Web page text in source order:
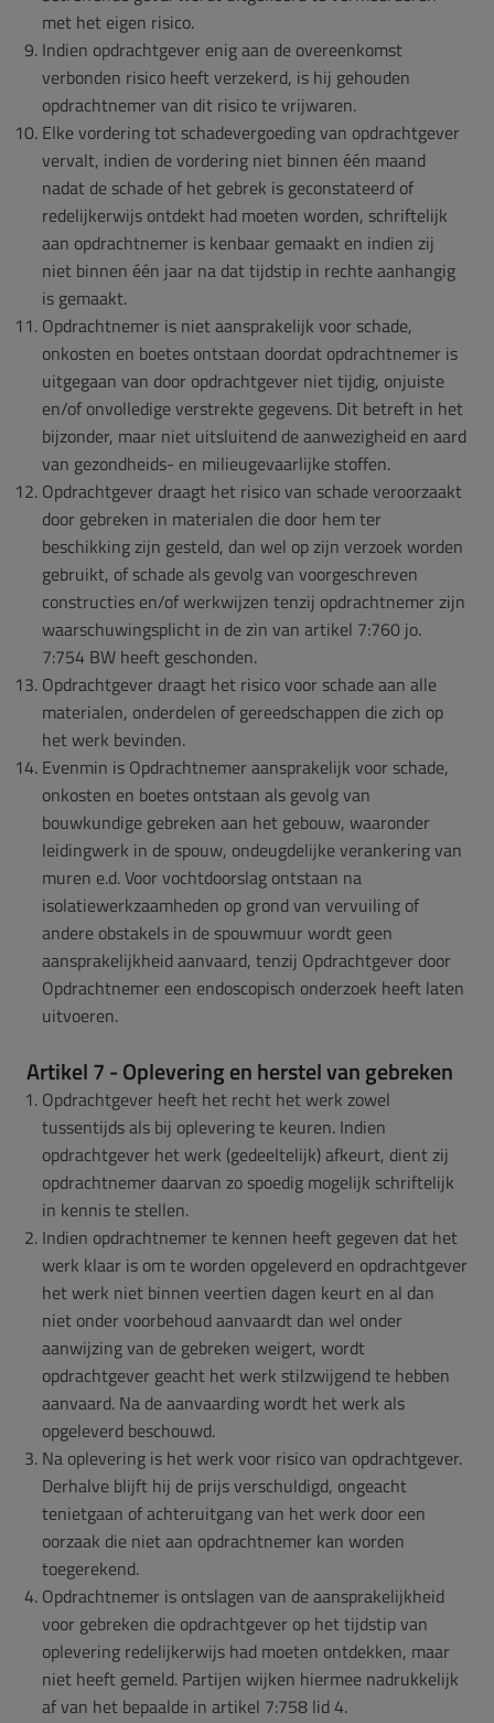
met het eigen risico.
Indien opdrachtgever enig aan de overeenkomst
verbonden risico heeft verzekerd, is hij gehouden
opdrachtnemer van dit risico te vrijwaren.
Elke vordering tot schadevergoeding van opdrachtgever
vervalt, indien de vordering niet binnen één maand
nadat de schade of het gebrek is geconstateerd of
redelijkerwijs ontdekt had moeten worden, schriftelijk
aan opdrachtnemer is kenbaar gemaakt en indien zij
niet binnen één jaar na dat tijdstip in rechte aanhangig
is gemaakt.
Opdrachtnemer is niet aansprakelijk voor schade,
onkosten en boetes ontstaan doordat opdrachtnemer is
uitgegaan van door opdrachtgever niet tijdig, onjuiste
en/of onvolledige verstrekte gegevens. Dit betreft in het
bijzonder, maar niet uitsluitend de aanwezigheid en aard
van gezondheids- en milieugevaarlijke stoffen.
Opdrachtgever draagt het risico van schade veroorzaakt
door gebreken in materialen die door hem ter
beschikking zijn gesteld, dan wel op zijn verzoek worden
gebruikt, of schade als gevolg van voorgeschreven
constructies en/of werkwijzen tenzij opdrachtnemer zijn
waarschuwingsplicht in de zin van artikel 7:760 jo.
7:754 BW heeft geschonden.
Opdrachtgever draagt het risico voor schade aan alle
materialen, onderdelen of gereedschappen die zich op
het werk bevinden.
Evenmin is Opdrachtnemer aansprakelijk voor schade,
onkosten en boetes ontstaan als gevolg van
bouwkundige gebreken aan het gebouw, waaronder
leidingwerk in de spouw, ondeugdelijke verankering van
muren e.d. Voor vochtdoorslag ontstaan na
isolatiewerkzaamheden op grond van vervuiling of
andere obstakels in de spouwmuur wordt geen
aansprakelijkheid aanvaard, tenzij Opdrachtgever door
Opdrachtnemer een endoscopisch onderzoek heeft laten
uitvoeren.
Artikel 7 - Oplevering en herstel van gebreken
Opdrachtgever heeft het recht het werk zowel
tussentijds als bij oplevering te keuren. Indien
opdrachtgever het werk (gedeeltelijk) afkeurt, dient zij
opdrachtnemer daarvan zo spoedig mogelijk schriftelijk
in kennis te stellen.
Indien opdrachtnemer te kennen heeft gegeven dat het
werk klaar is om te worden opgeleverd en opdrachtgever
het werk niet binnen veertien dagen keurt en al dan
niet onder voorbehoud aanvaardt dan wel onder
aanwijzing van de gebreken weigert, wordt
opdrachtgever geacht het werk stilzwijgend te hebben
aanvaard. Na de aanvaarding wordt het werk als
opgeleverd beschouwd.
Na oplevering is het werk voor risico van opdrachtgever.
Derhalve blijft hij de prijs verschuldigd, ongeacht
tenietgaan of achteruitgang van het werk door een
oorzaak die niet aan opdrachtnemer kan worden
toegerekend.
Opdrachtnemer is ontslagen van de aansprakelijkheid
voor gebreken die opdrachtgever op het tijdstip van
oplevering redelijkerwijs had moeten ontdekken, maar
niet heeft gemeld. Partijen wijken hiermee nadrukkelijk
af van het bepaalde in artikel 7:758 lid 4.